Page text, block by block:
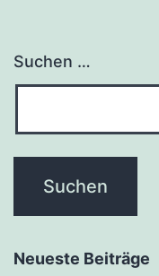
Suchen …
Neueste Beiträge